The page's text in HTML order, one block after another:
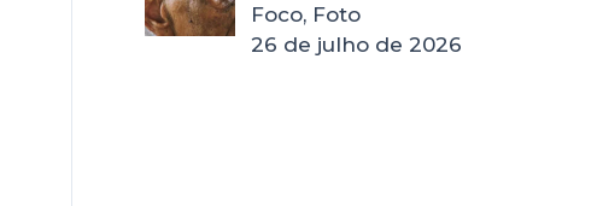
Foco, Foto
26 de julho de 2026